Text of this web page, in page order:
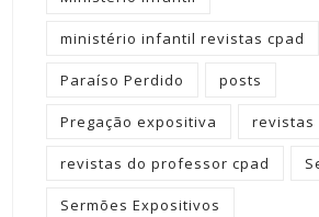
ministério infantil revistas cpad
Paraíso Perdido posts
Pregação expositiva revistas
revistas do professor cpad
Sermões Expositivos